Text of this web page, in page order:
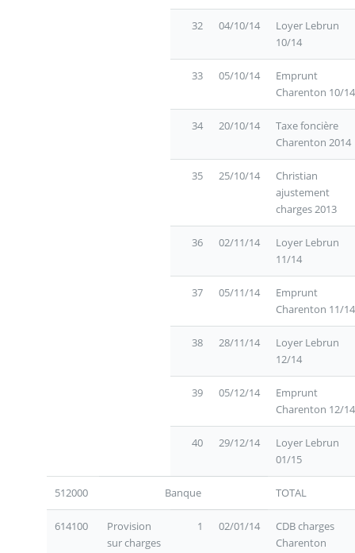
32 04/10/14
Loyer Lebrun
10/14
33 05/10/14
Emprunt
Charenton 10/14
34 20/10/14
Taxe foncière
Charenton 2014
35 25/10/14
Christian
ajustement
charges 2013
36 02/11/14
Loyer Lebrun
11/14
37 05/11/14
Emprunt
Charenton 11/14
38 28/11/14
Loyer Lebrun
12/14
39 05/12/14
Emprunt
Charenton 12/14
40 29/12/14
Loyer Lebrun
01/15
512000 Banque TOTAL
614100
Provision
sur charges
1 02/01/14
CDB charges
Charenton